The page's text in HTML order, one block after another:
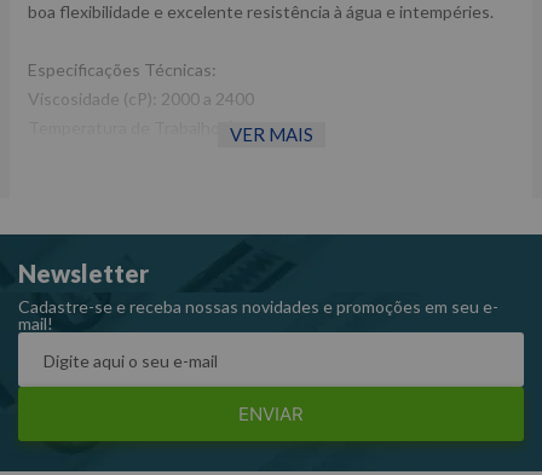
boa flexibilidade e excelente resistência à água e intempéries.
Especificações Técnicas:
Viscosidade (cP): 2000 a 2400
Temperatura de Trabalho (ºC): -30 a 85
Dimensões da embalagem CxLxA (mm): 80x30x175
Peso: 0,05 Kg
Ref: 69957367253
Garantia: 90 dias
Fabricante: TEKBOND
-Imagens meramente ilustrativas -Todas as informações
divulgadas são de responsabilidade do Fabricante/Fornecedor.
VER MAIS
Newsletter
Cadastre-se e receba nossas novidades e promoções em seu e-
mail!
ENVIAR